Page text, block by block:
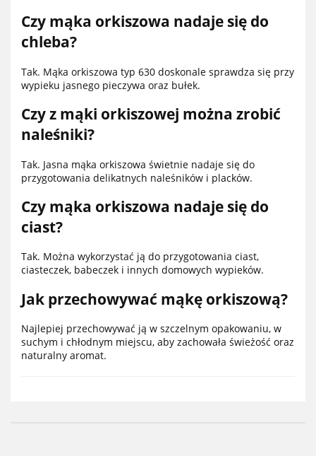
Czy mąka orkiszowa nadaje się do
chleba?
Tak. Mąka orkiszowa typ 630 doskonale sprawdza się przy
wypieku jasnego pieczywa oraz bułek.
Czy z mąki orkiszowej można zrobić
naleśniki?
Tak. Jasna mąka orkiszowa świetnie nadaje się do
przygotowania delikatnych naleśników i placków.
Czy mąka orkiszowa nadaje się do
ciast?
Tak. Można wykorzystać ją do przygotowania ciast,
ciasteczek, babeczek i innych domowych wypieków.
Jak przechowywać mąkę orkiszową?
Najlepiej przechowywać ją w szczelnym opakowaniu, w
suchym i chłodnym miejscu, aby zachowała świeżość oraz
naturalny aromat.